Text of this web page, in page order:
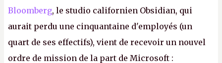
Bloomberg, le studio californien Obsidian, qui
aurait perdu une cinquantaine d'employés (un
quart de ses effectifs), vient de recevoir un nouvel
ordre de mission de la part de Microsoft :